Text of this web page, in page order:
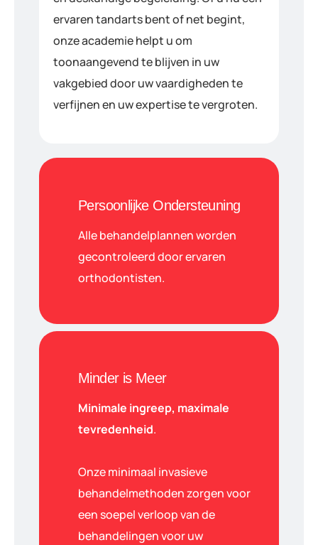
ervaren tandarts bent of net begint,
onze academie helpt u om
toonaangevend te blijven in uw
vakgebied door uw vaardigheden te
verfijnen en uw expertise te vergroten.
Persoonlijke Ondersteuning
Alle behandelplannen worden
gecontroleerd door ervaren
orthodontisten.
Minder is Meer
Minimale ingreep, maximale
tevredenheid.
Onze minimaal invasieve
behandelmethoden zorgen voor
een soepel verloop van de
behandelingen voor uw